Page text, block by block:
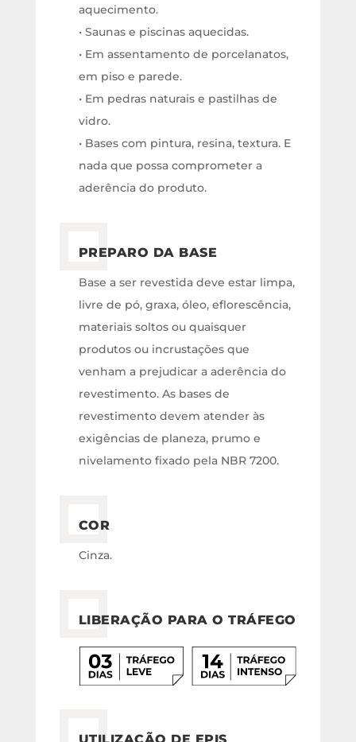
aquecimento.
• Saunas e piscinas aquecidas.
• Em assentamento de porcelanatos,
em piso e parede.
• Em pedras naturais e pastilhas de
vidro.
• Bases com pintura, resina, textura. E
nada que possa comprometer a
aderência do produto.
PREPARO DA BASE
Base a ser revestida deve estar limpa,
livre de pó, graxa, óleo, eflorescência,
materiais soltos ou quaisquer
produtos ou incrustações que
venham a prejudicar a aderência do
revestimento. As bases de
revestimento devem atender às
exigências de planeza, prumo e
nivelamento fixado pela NBR 7200.
COR
Cinza.
LIBERAÇÃO PARA O TRÁFEGO